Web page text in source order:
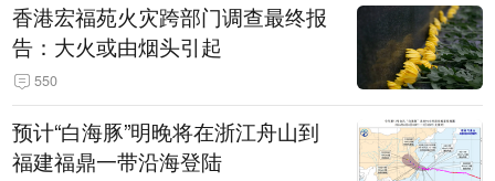
香港宏福苑火灾跨部门调查最终报
告：大火或由烟头引起
550
预计“白海豚”明晚将在浙江舟山到
福建福鼎一带沿海登陆